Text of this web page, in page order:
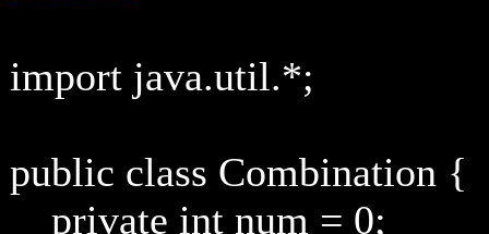
import java.util.*;
public class Combination {
private int num = 0;